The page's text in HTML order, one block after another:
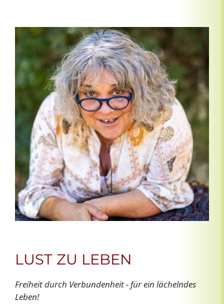
LUST ZU LEBEN
Freiheit durch Verbundenheit - für ein lächelndes
Leben!